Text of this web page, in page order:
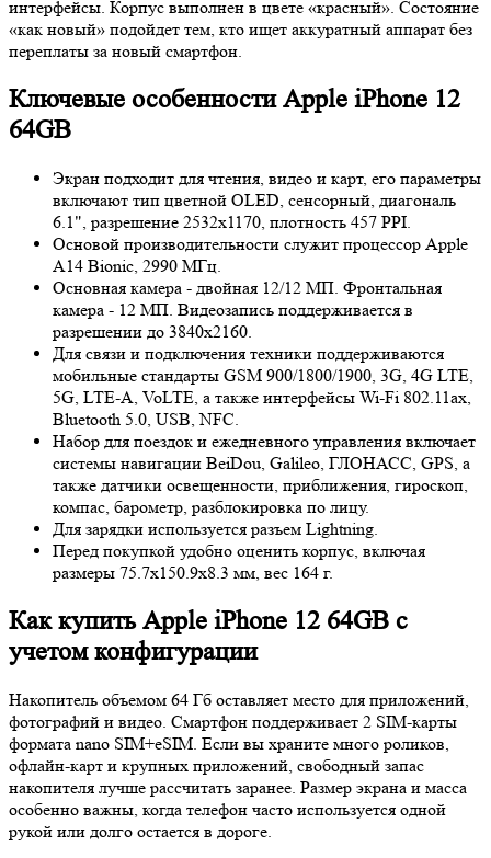
интерфейсы. Корпус выполнен в цвете «красный». Состояние
«как новый» подойдет тем, кто ищет аккуратный аппарат без
переплаты за новый смартфон.
Ключевые особенности Apple iPhone 12
64GB
Экран подходит для чтения, видео и карт, его параметры
включают тип цветной OLED, сенсорный, диагональ
6.1", разрешение 2532x1170, плотность 457 PPI.
Основой производительности служит процессор Apple
A14 Bionic, 2990 МГц.
Основная камера - двойная 12/12 МП. Фронтальная
камера - 12 МП. Видеозапись поддерживается в
разрешении до 3840x2160.
Для связи и подключения техники поддерживаются
мобильные стандарты GSM 900/1800/1900, 3G, 4G LTE,
5G, LTE-A, VoLTE, а также интерфейсы Wi-Fi 802.11ax,
Bluetooth 5.0, USB, NFC.
Набор для поездок и ежедневного управления включает
системы навигации BeiDou, Galileo, ГЛОНАСС, GPS, а
также датчики освещенности, приближения, гироскоп,
компас, барометр, разблокировка по лицу.
Для зарядки используется разъем Lightning.
Перед покупкой удобно оценить корпус, включая
размеры 75.7x150.9x8.3 мм, вес 164 г.
Как купить Apple iPhone 12 64GB с
учетом конфигурации
Накопитель объемом 64 Гб оставляет место для приложений,
фотографий и видео. Смартфон поддерживает 2 SIM-карты
формата nano SIM+eSIM. Если вы храните много роликов,
офлайн-карт и крупных приложений, свободный запас
накопителя лучше рассчитать заранее. Размер экрана и масса
особенно важны, когда телефон часто используется одной
рукой или долго остается в дороге.